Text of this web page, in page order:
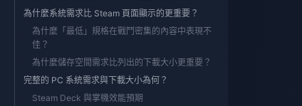
為什麼系統需求比 Steam 頁面顯示的更重要？
為什麼「最低」規格在戰鬥密集的內容中表現不
佳？
為什麼儲存空間需求比列出的下載大小更重要？
完整的 PC 系統需求與下載大小為何？
Steam Deck 與掌機效能預期